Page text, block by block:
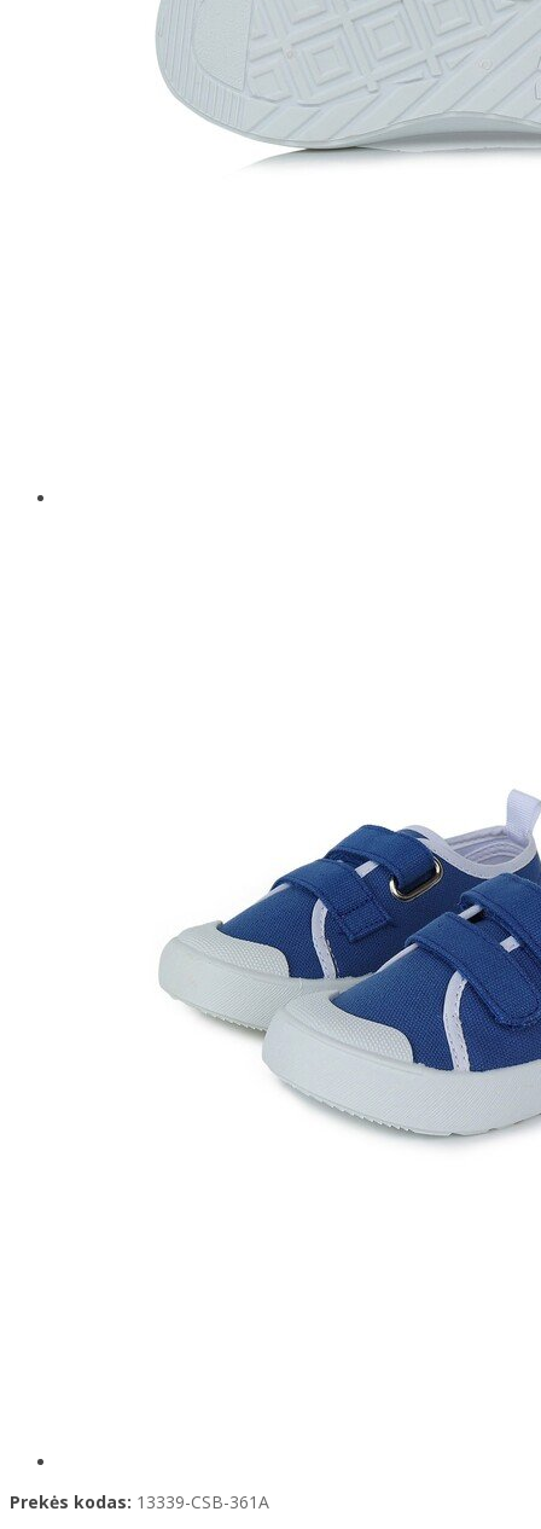
Prekės kodas: 13339-CSB-361A